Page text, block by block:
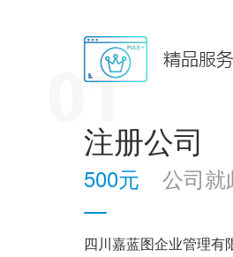
注册公司
500元 公司就
四川嘉蓝图企业管理有